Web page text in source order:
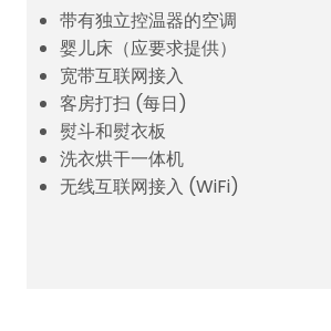
带有独立控温器的空调
婴儿床（应要求提供）
宽带互联网接入
客房打扫 (每日)
熨斗和熨衣板
洗衣烘干一体机
无线互联网接入 (WiFi)